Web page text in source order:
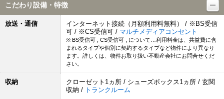
こだわり設備・特徴
放送・通信
インターネット接続（月額利用料無料） / ※BS受信
可 / ※CS受信可 / マルチメディアコンセント
※ BS受信可 , CS受信可 , について…利用料金は、共益費に含
まれるタイプや個別に契約するタイプなど物件により異なり
ます。詳しくは、物件お取り扱い不動産会社にお問合せくだ
さい。
収納
クローゼット1ヵ所 / シューズボックス1ヵ所 / 玄関
収納 / トランクルーム